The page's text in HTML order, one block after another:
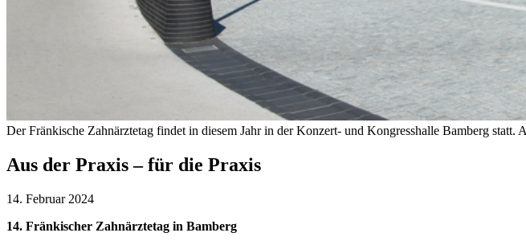
Der Fränkische Zahnärztetag findet in diesem Jahr in der Konzert- und Kongresshalle Bamberg statt.
Aus der Praxis – für die Praxis
14. Februar 2024
14. Fränkischer Zahnärztetag in Bamberg